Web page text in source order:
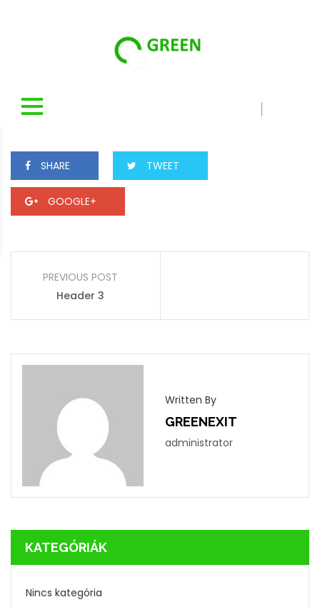
SHARE TWEET
GOOGLE+
PREVIOUS POST
Header 3
Written By
GREENEXIT
administrator
KATEGÓRIÁK
Nincs kategória